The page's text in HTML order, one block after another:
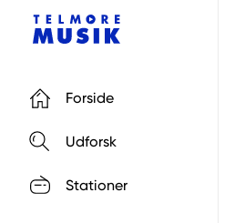
Forside
Udforsk
Stationer